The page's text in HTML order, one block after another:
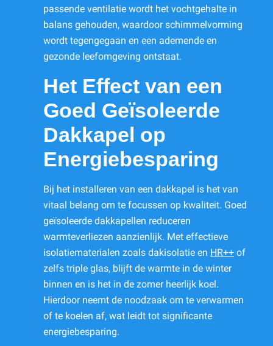
passende ventilatie wordt het vochtgehalte in
balans gehouden, waardoor schimmelvorming
wordt tegengegaan en een ademende en
gezonde leefomgeving ontstaat.
Het Effect van een
Goed Geïsoleerde
Dakkapel op
Energiebesparing
Bij het installeren van een dakkapel is het van
vitaal belang om te focussen op kwaliteit. Goed
geïsoleerde dakkapellen reduceren
warmteverliezen aanzienlijk. Met effectieve
isolatiematerialen zoals dakisolatie en HR++ of
zelfs triple glas, blijft de warmte in de winter
binnen en is het in de zomer heerlijk koel.
Hierdoor neemt de noodzaak om te verwarmen
of te koelen af, wat leidt tot significante
energiebesparing.